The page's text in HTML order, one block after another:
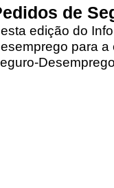
de
edição do
para